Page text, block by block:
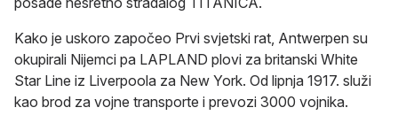
Kako je uskoro započeo Prvi svjetski rat, Antwerpen su
okupirali Nijemci pa LAPLAND plovi za britanski White
Star Line iz Liverpoola za New York. Od lipnja 1917. služi
kao brod za vojne transporte i prevozi 3000 vojnika.